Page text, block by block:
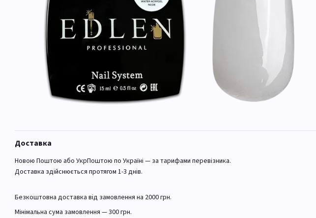
Доставка
Новою Поштою або УкрПоштою по Україні — за тарифами перевізника.
Доставка здійснюється протягом 1-3 днів.
Безкоштовна доставка від замовлення на 2000 грн.
Мінімальна сума замовлення — 300 грн.